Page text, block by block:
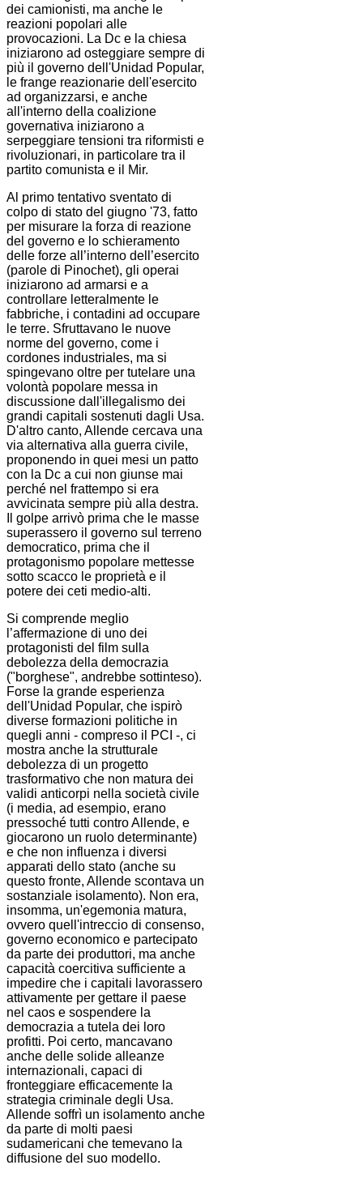
dei camionisti, ma anche le
reazioni popolari alle
provocazioni. La Dc e la chiesa
iniziarono ad osteggiare sempre di
più il governo dell'Unidad Popular,
le frange reazionarie dell'esercito
ad organizzarsi, e anche
all'interno della coalizione
governativa iniziarono a
serpeggiare tensioni tra riformisti e
rivoluzionari, in particolare tra il
partito comunista e il Mir.
Al primo tentativo sventato di
colpo di stato del giugno '73, fatto
per misurare la forza di reazione
del governo e lo schieramento
delle forze all’interno dell’esercito
(parole di Pinochet), gli operai
iniziarono ad armarsi e a
controllare letteralmente le
fabbriche, i contadini ad occupare
le terre. Sfruttavano le nuove
norme del governo, come i
cordones industriales, ma si
spingevano oltre per tutelare una
volontà popolare messa in
discussione dall'illegalismo dei
grandi capitali sostenuti dagli Usa.
D'altro canto, Allende cercava una
via alternativa alla guerra civile,
proponendo in quei mesi un patto
con la Dc a cui non giunse mai
perché nel frattempo si era
avvicinata sempre più alla destra.
Il golpe arrivò prima che le masse
superassero il governo sul terreno
democratico, prima che il
protagonismo popolare mettesse
sotto scacco le proprietà e il
potere dei ceti medio-alti.
Si comprende meglio
l’affermazione di uno dei
protagonisti del film sulla
debolezza della democrazia
("borghese", andrebbe sottinteso).
Forse la grande esperienza
dell'Unidad Popular, che ispirò
diverse formazioni politiche in
quegli anni - compreso il PCI -, ci
mostra anche la strutturale
debolezza di un progetto
trasformativo che non matura dei
validi anticorpi nella società civile
(i media, ad esempio, erano
pressoché tutti contro Allende, e
giocarono un ruolo determinante)
e che non influenza i diversi
apparati dello stato (anche su
questo fronte, Allende scontava un
sostanziale isolamento). Non era,
insomma, un'egemonia matura,
ovvero quell'intreccio di consenso,
governo economico e partecipato
da parte dei produttori, ma anche
capacità coercitiva sufficiente a
impedire che i capitali lavorassero
attivamente per gettare il paese
nel caos e sospendere la
democrazia a tutela dei loro
profitti. Poi certo, mancavano
anche delle solide alleanze
internazionali, capaci di
fronteggiare efficacemente la
strategia criminale degli Usa.
Allende soffrì un isolamento anche
da parte di molti paesi
sudamericani che temevano la
diffusione del suo modello.